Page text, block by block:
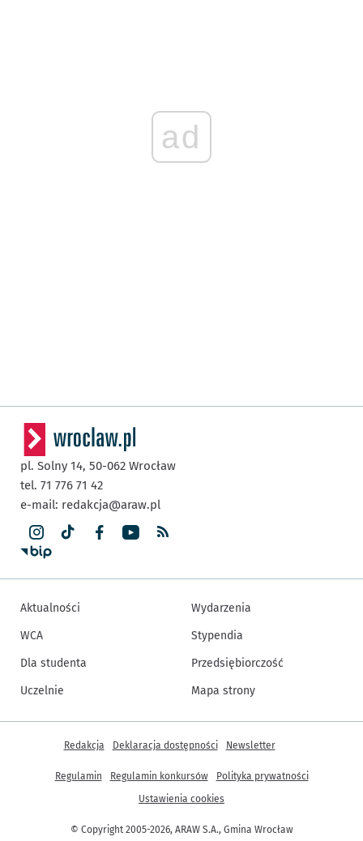
ad
pl. Solny 14, 50-062 Wrocław
tel. 71 776 71 42
e-mail: redakcja@araw.pl
Aktualności
WCA
Dla studenta
Uczelnie
Wydarzenia
Stypendia
Przedsiębiorczość
Mapa strony
© Copyright 2005-2026, ARAW S.A., Gmina Wrocław
Inne informacje
Redakcja Deklaracja dostępności Newsletter
Regulamin Regulamin konkursów
Polityka prywatności
Ustawienia cookies